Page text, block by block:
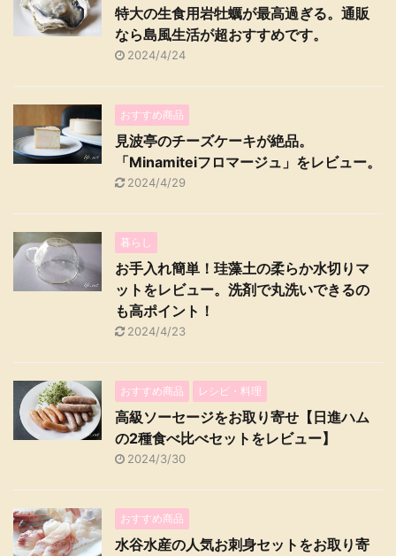
特大の生食用岩牡蠣が最高過ぎる。通販
なら島風生活が超おすすめです。
2024/4/24
おすすめ商品
見波亭のチーズケーキが絶品。
「Minamiteiフロマージュ」をレビュー。
2024/4/29
暮らし
お手入れ簡単！珪藻土の柔らか水切りマ
ットをレビュー。洗剤で丸洗いできるの
も高ポイント！
2024/4/23
おすすめ商品 レシピ・料理
高級ソーセージをお取り寄せ【日進ハム
の2種食べ比べセットをレビュー】
2024/3/30
おすすめ商品
水谷水産の人気お刺身セットをお取り寄